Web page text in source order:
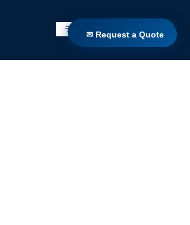
ライブラリに戻る
✉ Request a Quote
✉ Request a Quote